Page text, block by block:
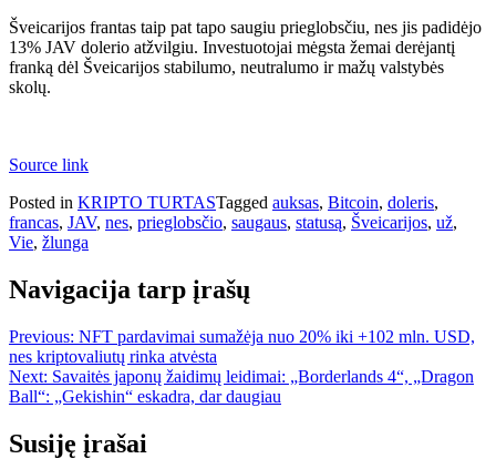
Šveicarijos frantas taip pat tapo saugiu prieglobsčiu, nes jis padidėjo
13% JAV dolerio atžvilgiu. Investuotojai mėgsta žemai derėjantį
franką dėl Šveicarijos stabilumo, neutralumo ir mažų valstybės
skolų.
Source link
Posted in KRIPTO TURTASTagged auksas, Bitcoin, doleris,
francas, JAV, nes, prieglobsčio, saugaus, statusą, Šveicarijos, už,
Vie, žlunga
Navigacija tarp įrašų
Previous: NFT pardavimai sumažėja nuo 20% iki +102 mln. USD,
nes kriptovaliutų rinka atvėsta
Next: Savaitės japonų žaidimų leidimai: „Borderlands 4“, „Dragon
Ball“: „Gekishin“ eskadra, dar daugiau
Susiję įrašai